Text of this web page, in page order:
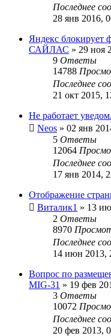
Последнее
28 янв 2016,
Яндекс
САЙЛАС » 29 ноя
9 Ответы
14788
Последнее
21 окт 2015,
Не работает
Neos » 02 янв
5 Ответы
12064
Последнее
17 янв 2014,
Отображение
Виталик1 » 13
2 Ответы
8970
Последнее
14 июн 2013,
Вопрос по
MIG-31 » 19 фев
3 Ответы
10072
Последнее
20 фев 2013,